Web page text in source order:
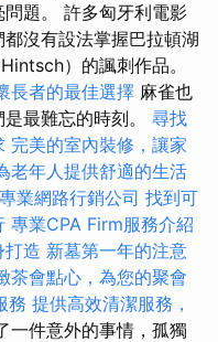
題。 許多匈牙利電影
沒有設法掌握巴拉頓湖
）的諷刺作品。
長者的最佳選擇 麻雀也
最難忘的時刻。 尋找
完美的室內裝修，讓家
老年人提供舒適的生活
專業網路行銷公司 找到可
專業CPA Firm服務介紹
打造 新墓第一年的注意
茶會點心，為您的聚會
務 提供高效清潔服務，
一件意外的事情，孤獨